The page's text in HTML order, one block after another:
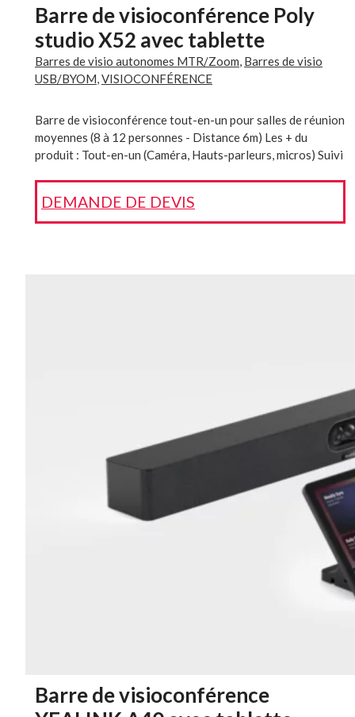
Barre de visioconférence Poly
studio X52 avec tablette
Barres de visio autonomes MTR/Zoom Barres de visio
USB/BYOM VISIOCONFÉRENCE
Barre de visioconférence tout-en-un pour salles de réunion
moyennes (8 à 12 personnes - Distance 6m) Les + du
produit : Tout-en-un (Caméra, Hauts-parleurs, micros) Suivi
tablette tactile de contrôle Référence interne : 302-1004-
0001 Tous nos produits sont livrés clés en main (installés,
DEMANDE DE DEVIS
Barre de visioconférence